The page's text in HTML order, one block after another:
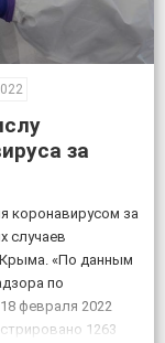
за
коронавирусом за
случаев
«По данным
по
февраля 2022
1263